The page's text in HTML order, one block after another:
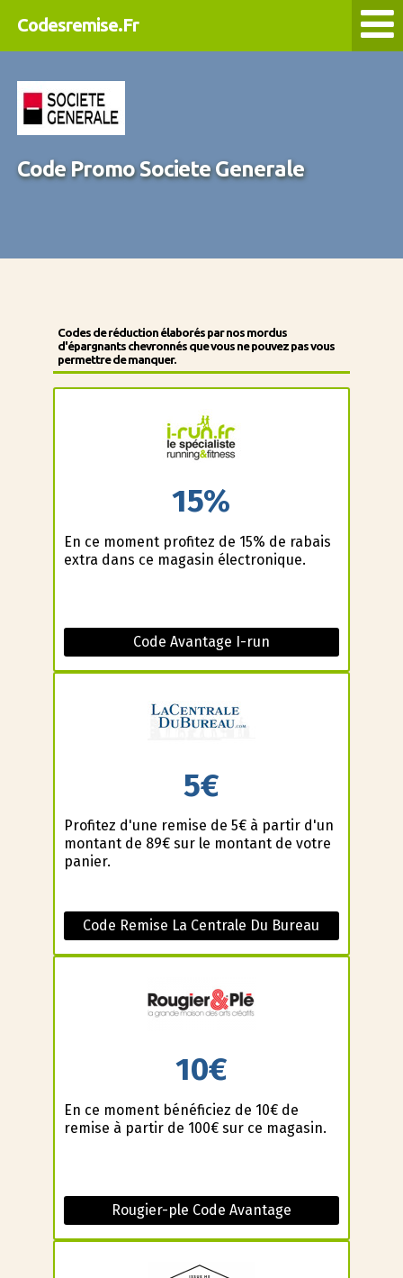
Codesremise.Fr
Code Promo Societe Generale
Codes de réduction élaborés par nos mordus
d'épargnants chevronnés que vous ne pouvez pas vous
permettre de manquer.
15%
En ce moment profitez de 15% de rabais
extra dans ce magasin électronique.
Code Avantage I-run
5€
Profitez d'une remise de 5€ à partir d'un
montant de 89€ sur le montant de votre
panier.
Code Remise La Centrale Du Bureau
10€
En ce moment bénéficiez de 10€ de
remise à partir de 100€ sur ce magasin.
Rougier-ple Code Avantage